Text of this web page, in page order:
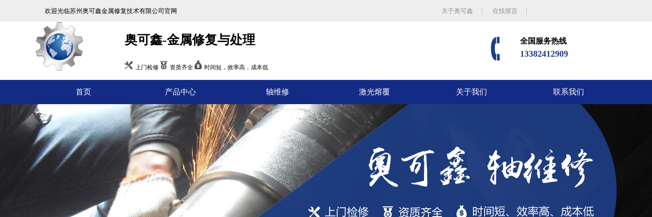
欢迎光临苏州奥可鑫金属修复技术有限公司官网 关于奥可鑫 在线留言
奥可鑫-金属修复与处理
上门检修 资质齐全 时间短，效率高，成本低
全国服务热线
13382412909
首页 产品中心 轴维修 激光熔覆 关于我们 联系我们